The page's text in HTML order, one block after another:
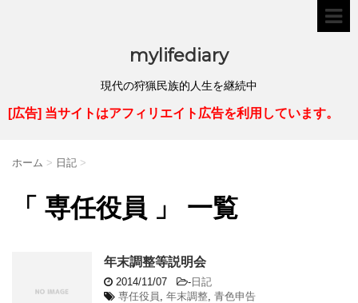
mylifediary
現代の狩猟民族的人生を継続中
[広告] 当サイトはアフィリエイト広告を利用しています。
ホーム > 日記 >
「 専任役員 」 一覧
年末調整等説明会
2014/11/07 - 日記
専任役員
年末調整 青色申告